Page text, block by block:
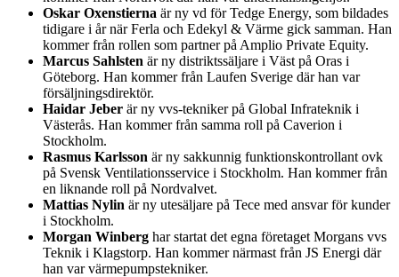
Oskar Oxenstierna är ny vd för Tedge Energy, som bildades
tidigare i år när Ferla och Edekyl & Värme gick samman. Han
kommer från rollen som partner på Amplio Private Equity.
Marcus Sahlsten är ny distriktssäljare i Väst på Oras i
Göteborg. Han kommer från Laufen Sverige där han var
försäljningsdirektör.
Haidar Jeber är ny vvs-tekniker på Global Infrateknik i
Västerås. Han kommer från samma roll på Caverion i
Stockholm.
Rasmus Karlsson är ny sakkunnig funktionskontrollant ovk
på Svensk Ventilationsservice i Stockholm. Han kommer från
en liknande roll på Nordvalvet.
Mattias Nylin är ny utesäljare på Tece med ansvar för kunder
i Stockholm.
Morgan Winberg har startat det egna företaget Morgans vvs
Teknik i Klagstorp. Han kommer närmast från JS Energi där
han var värmepumpstekniker.